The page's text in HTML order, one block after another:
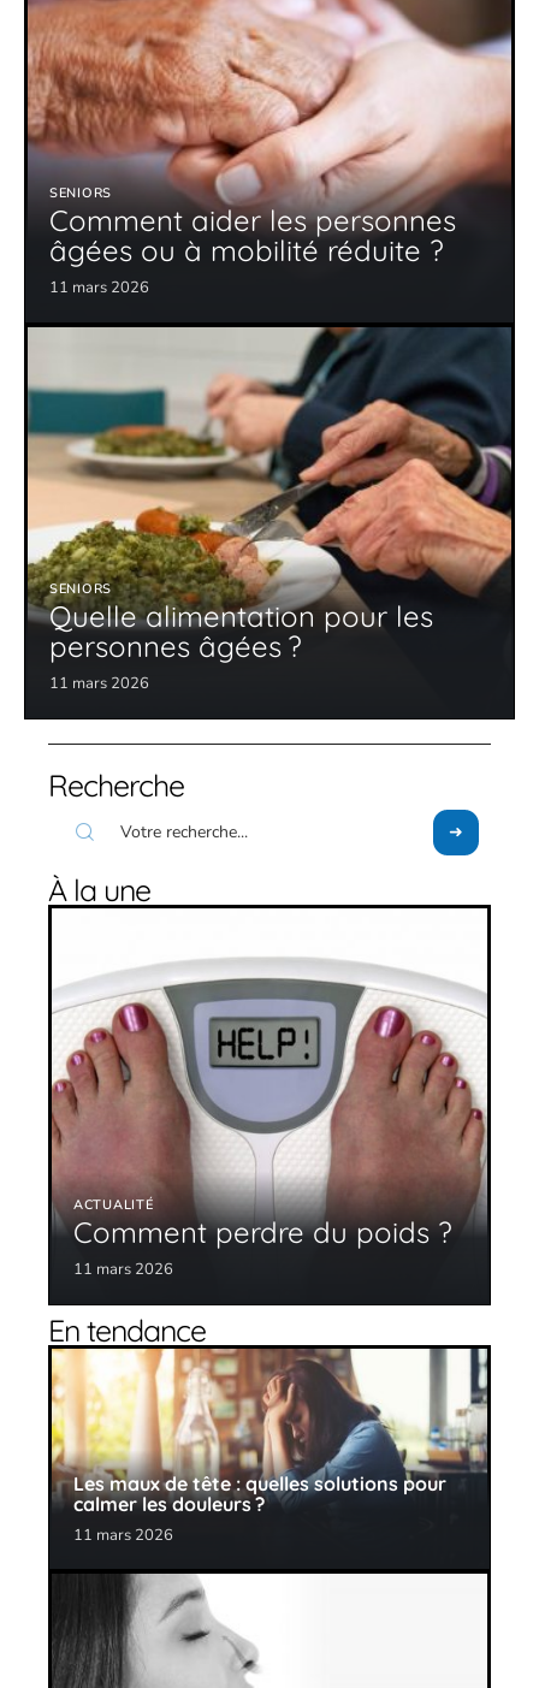
SENIORS
Comment aider les personnes
âgées ou à mobilité réduite ?
11 mars 2026
SENIORS
Quelle alimentation pour les
personnes âgées ?
11 mars 2026
Recherche
À la une
ACTUALITÉ
Comment perdre du poids ?
11 mars 2026
En tendance
Les maux de tête : quelles solutions pour
calmer les douleurs ?
11 mars 2026